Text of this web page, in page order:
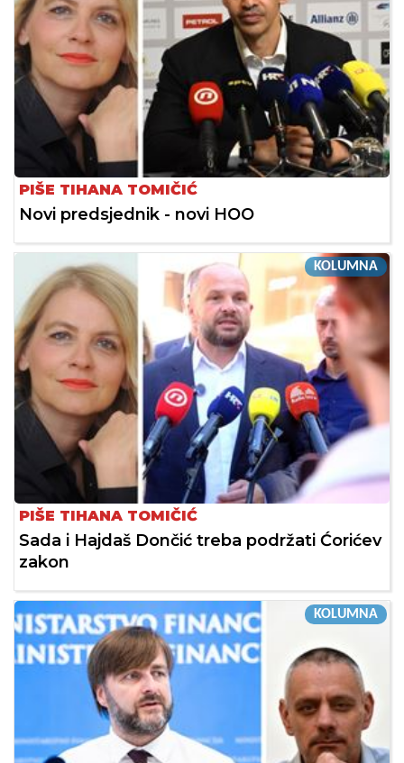
PIŠE TIHANA TOMIČIĆ
Novi predsjednik - novi HOO
KOLUMNA
PIŠE TIHANA TOMIČIĆ
Sada i Hajdaš Dončić treba podržati Ćorićev
zakon
KOLUMNA